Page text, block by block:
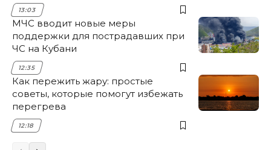
13:03
МЧС вводит новые меры
поддержки для пострадавших при
ЧС на Кубани
12:35
Как пережить жару: простые
советы, которые помогут избежать
перегрева
12:18